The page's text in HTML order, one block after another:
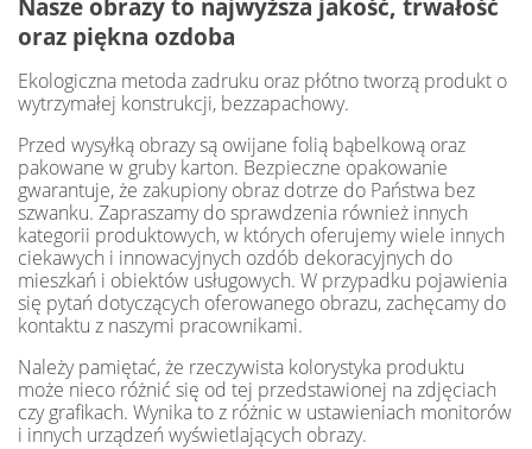
Nasze obrazy to najwyższa jakość, trwałość
oraz piękna ozdoba
Ekologiczna metoda zadruku oraz płótno tworzą produkt o
wytrzymałej konstrukcji, bezzapachowy.
Przed wysyłką obrazy są owijane folią bąbelkową oraz
pakowane w gruby karton. Bezpieczne opakowanie
gwarantuje, że zakupiony obraz dotrze do Państwa bez
szwanku. Zapraszamy do sprawdzenia również innych
kategorii produktowych, w których oferujemy wiele innych
ciekawych i innowacyjnych ozdób dekoracyjnych do
mieszkań i obiektów usługowych. W przypadku pojawienia
się pytań dotyczących oferowanego obrazu, zachęcamy do
kontaktu z naszymi pracownikami.
Należy pamiętać, że rzeczywista kolorystyka produktu
może nieco różnić się od tej przedstawionej na zdjęciach
czy grafikach. Wynika to z różnic w ustawieniach monitorów
i innych urządzeń wyświetlających obrazy.